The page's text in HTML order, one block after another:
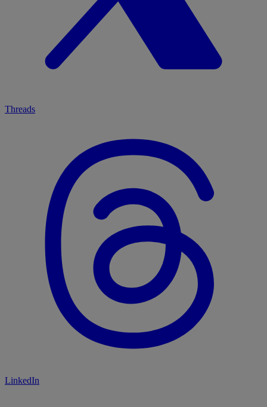
Threads
LinkedIn